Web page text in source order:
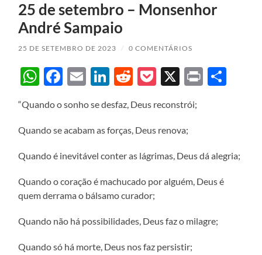
25 de setembro – Monsenhor
André Sampaio
25 DE SETEMBRO DE 2023 / 0 COMENTÁRIOS
WhatsApp
Facebook
EmailLinkedIn
Reddit
Pocket
X Print
“Quando o sonho se desfaz, Deus reconstrói;
Quando se acabam as forças, Deus renova;
Quando é inevitável conter as lágrimas, Deus dá alegria;
Quando o coração é machucado por alguém, Deus é
quem derrama o bálsamo curador;
Quando não há possibilidades, Deus faz o milagre;
Quando só há morte, Deus nos faz persistir;